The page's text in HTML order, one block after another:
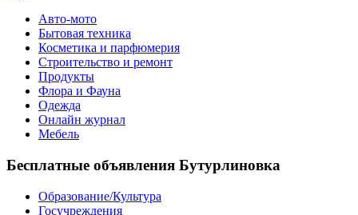
Авто-мото
Бытовая техника
Косметика и парфюмерия
Строительство и ремонт
Продукты
Флора и Фауна
Одежда
Онлайн журнал
Мебель
Бесплатные объявления Бутурлиновка
Образование/Культура
Госучреждения